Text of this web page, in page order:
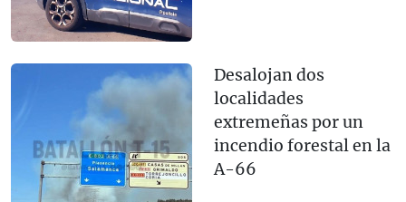
Desalojan dos
localidades
extremeñas por un
incendio forestal en la
A-66